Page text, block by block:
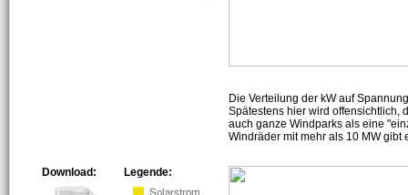
Die Verteilung der kW auf
Spätestens hier wird offensichtlich,
auch ganze Windparks als eine
Windräder mit mehr als 10 MW gibt
Legende:
Download: